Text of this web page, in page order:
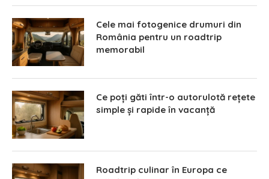
Cele mai fotogenice drumuri din
România pentru un roadtrip
memorabil
Ce poți găti într-o autorulotă rețete
simple și rapide în vacanță
Roadtrip culinar în Europa ce